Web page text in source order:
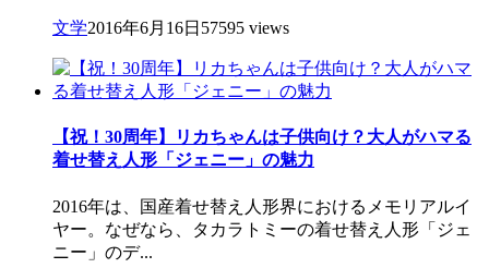
文学2016年6月16日 57595 views
【祝！30周年】リカちゃんは子供向け？大人がハマる
着せ替え人形「ジェニー」の魅力
2016年は、国産着せ替え人形界におけるメモリアルイ
ヤー。なぜなら、タカラトミーの着せ替え人形「ジェ
ニー」のデ...